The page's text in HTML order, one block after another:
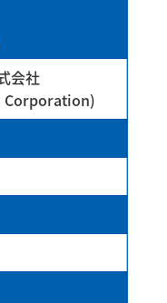
会社
Corporation)